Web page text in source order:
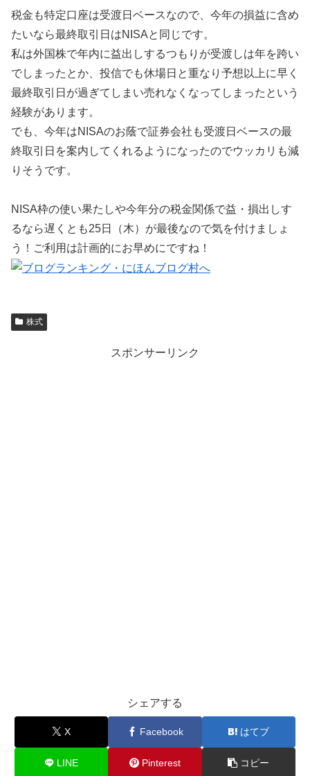
税金も特定口座は受渡日ベースなので、今年の損益に含め
たいなら最終取引日はNISAと同じです。
私は外国株で年内に益出しするつもりが受渡しは年を跨い
でしまったとか、投信でも休場日と重なり予想以上に早く
最終取引日が過ぎてしまい売れなくなってしまったという
経験があります。
でも、今年はNISAのお蔭で証券会社も受渡日ベースの最
終取引日を案内してくれるようになったのでウッカリも減
りそうです。
NISA枠の使い果たしや今年分の税金関係で益・損出しす
るなら遅くとも25日（木）が最後なので気を付けましょ
う！ご利用は計画的にお早めにですね！
株式
スポンサーリンク
シェアする
X Facebook はてブ
LINE Pinterest コピー